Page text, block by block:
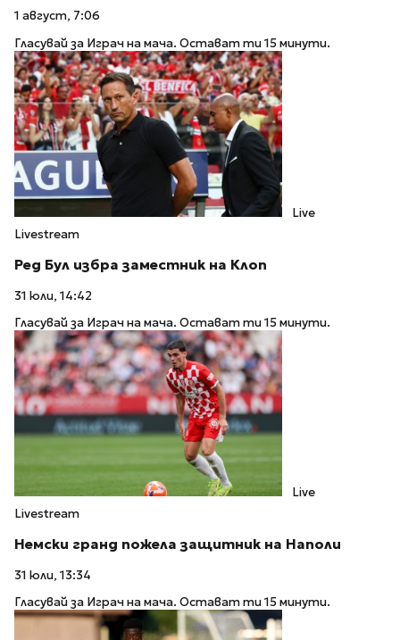
1 август, 7:06
Гласувай за Играч на мача. Остават ти 15 минути.
Live
Livestream
Ред Бул избра заместник на Клоп
31 юли, 14:42
Гласувай за Играч на мача. Остават ти 15 минути.
Live
Livestream
Немски гранд пожела защитник на Наполи
31 юли, 13:34
Гласувай за Играч на мача. Остават ти 15 минути.